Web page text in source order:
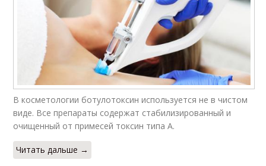
В косметологии ботулотоксин используется не в чистом
виде. Все препараты содержат стабилизированный и
очищенный от примесей токсин типа А.
Читать дальше →